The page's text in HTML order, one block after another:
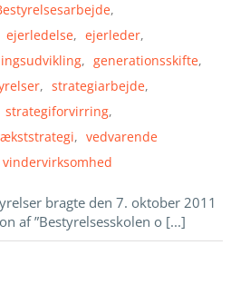
,
ejerledelse, ejerleder,
, generationsskifte,
, strategiarbejde,
strategiforvirring,
, vedvarende
vindervirksomhed
bragte den 7. oktober 2011
af ”Bestyrelsesskolen o [...]